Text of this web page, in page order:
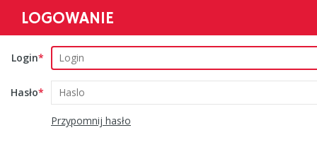
LOGOWANIE
Login
Hasło
Przypomnij hasło